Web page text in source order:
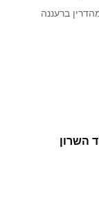
ברעננה
השרון